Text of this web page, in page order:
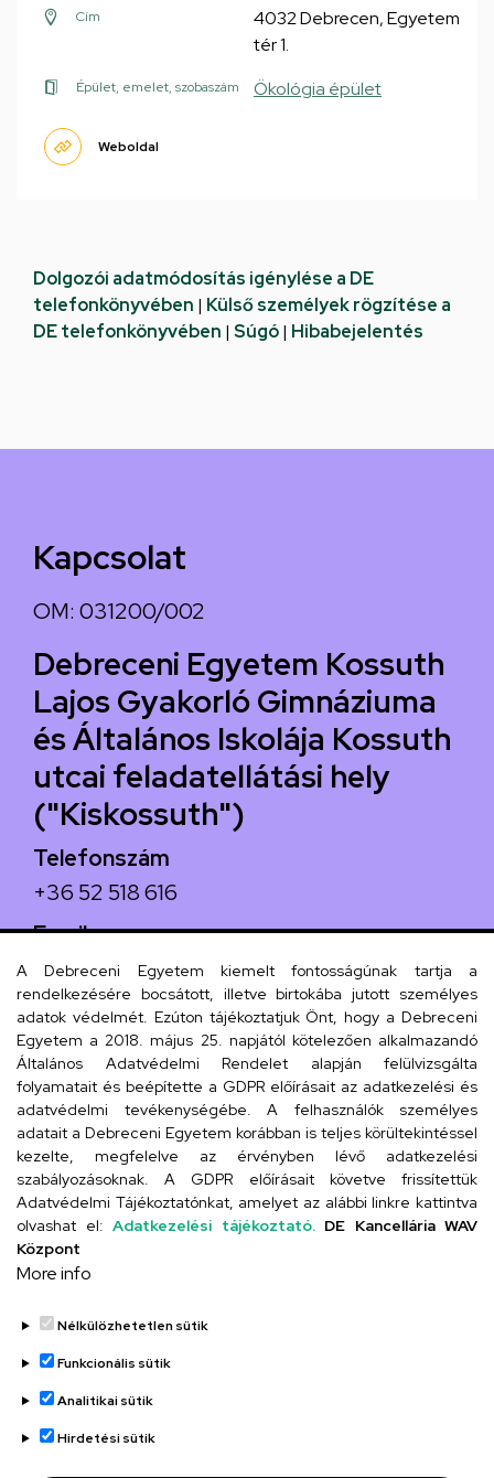
Cím
4032 Debrecen, Egyetem
tér 1.
Épület, emelet, szobaszám Ökológia épület
Weboldal
Dolgozói adatmódosítás igénylése a DE
telefonkönyvében | Külső személyek rögzítése a
DE telefonkönyvében | Súgó| Hibabejelentés
Kapcsolat
OM: 031200/002
Debreceni Egyetem Kossuth
Lajos Gyakorló Gimnáziuma
és Általános Iskolája Kossuth
utcai feladatellátási hely
("Kiskossuth")
Telefonszám
+36 52 518 616
Email
iskola@kossuth-alt.unideb.hu
Cím
4024 Debrecen, Kossuth utca 33.
Szervezeti telefonkönyv
UD telefonkönyv
Adatvédelem
Adatvédelem
A Debreceni Egyetem kiemelt fontosságúnak tartja a
rendelkezésére bocsátott, illetve birtokába jutott személyes
adatok védelmét. Ezúton tájékoztatjuk Önt, hogy a Debreceni
Egyetem a 2018. május 25. napjától kötelezően alkalmazandó
Általános Adatvédelmi Rendelet alapján felülvizsgálta
folyamatait és beépítette a GDPR előírásait az adatkezelési és
adatvédelmi tevékenységébe. A felhasználók személyes
adatait a Debreceni Egyetem korábban is teljes körültekintéssel
kezelte, megfelelve az érvényben lévő adatkezelési
szabályozásoknak. A GDPR előírásait követve frissítettük
Adatvédelmi Tájékoztatónkat, amelyet az alábbi linkre kattintva
olvashat el: Adatkezelési tájékoztató. DE Kancellária WAV
Központ
More info
Nélkülözhetetlen sütik
Funkcionális sütik
Analitikai sütik
Hirdetési sütik